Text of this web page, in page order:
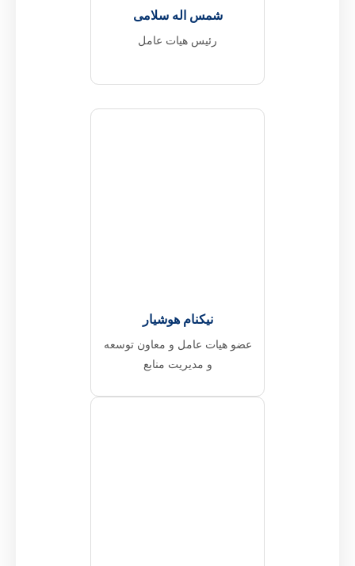
شمس اله سلامی
رئیس هیات عامل
نیکنام هوشیار
عضو هیات عامل و معاون توسعه
و مدیریت منابع